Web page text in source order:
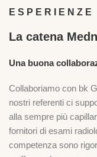
ESPERIENZE
La catena
Una buona
Collaboriamo con bk
nostri referenti ci
alla sempre più
fornitori di esami
competenza sono